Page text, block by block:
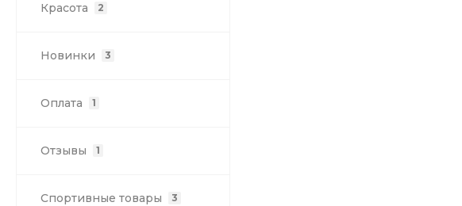
Красота 2
Новинки 3
Оплата 1
Отзывы 1
Спортивные товары 3